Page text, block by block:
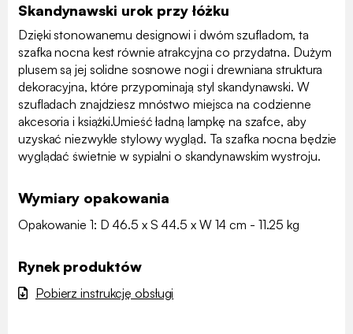
Skandynawski urok przy łóżku
Dzięki stonowanemu designowi i dwóm szufladom, ta
szafka nocna kest równie atrakcyjna co przydatna. Dużym
plusem są jej solidne sosnowe nogi i drewniana struktura
dekoracyjna, które przypominają styl skandynawski. W
szufladach znajdziesz mnóstwo miejsca na codzienne
akcesoria i książki.Umieść ładną lampkę na szafce, aby
uzyskać niezwykle stylowy wygląd. Ta szafka nocna będzie
wyglądać świetnie w sypialni o skandynawskim wystroju.
Wymiary opakowania
Opakowanie 1: D 46.5 x S 44.5 x W 14 cm - 11.25 kg
Rynek produktów
Pobierz instrukcję obsługi